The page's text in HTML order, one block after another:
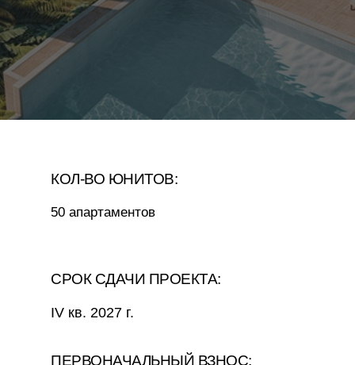
СРОК СДАЧИ ПРОЕКТА:
ПЕРВОНАЧАЛЬНЫЙ ВЗНОС:
50 апартаментов
IV кв. 2027 г.
КОЛ-ВО ЮНИТОВ: